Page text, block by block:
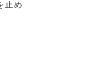
止め